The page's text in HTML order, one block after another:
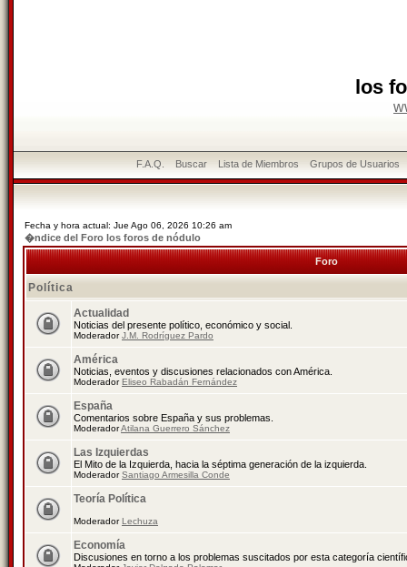
los
F.A.Q. Buscar Lista de Miembros Grupos de Usuarios
Fecha y hora actual: Jue Ago 06, 2026 10:26 am
�ndice del Foro los foros de nódulo
Foro
Política
Actualidad
Noticias del presente político, económico y social.
ModeradorJ.M. Rodríguez Pardo
América
Noticias, eventos y discusiones relacionados con América.
ModeradorEliseo Rabadán Fernández
España
Comentarios sobre España y sus problemas.
ModeradorAtilana Guerrero Sánchez
Las Izquierdas
El Mito de la Izquierda, hacia la séptima generación de la izquierda.
ModeradorSantiago Armesilla Conde
Teoría Política
ModeradorLechuza
Economía
Discusiones en torno a los problemas suscitados por esta categoría